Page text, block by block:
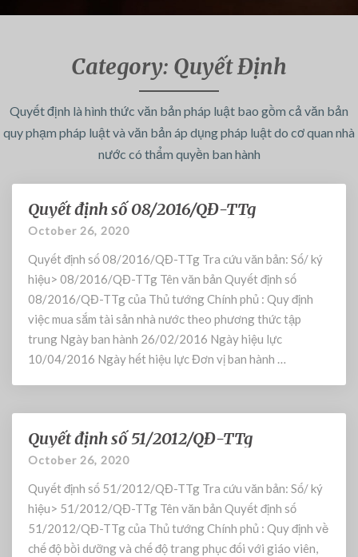
Category: Quyết Định
Quyết định là hình thức văn bản pháp luật bao gồm cả văn bản
quy phạm pháp luật và văn bản áp dụng pháp luật do cơ quan nhà
nước có thẩm quyền ban hành
Q
u
ế
t
đ
ị
n
h
s
ố
/
2
1
6
/
Q
Quyết định số 08/2016/QĐ-TTg
October 26, 2020
Quyết định số 08/2016/QĐ-TTg Tra cứu văn bản: Số/ ký
hiệu> 08/2016/QĐ-TTg Tên văn bản Quyết định số
08/2016/QĐ-TTg của Thủ tướng Chính phủ : Quy định
việc mua sắm tài sản nhà nước theo phương thức tập
trung Ngày ban hành 26/02/2016 Ngày hiệu lực
10/04/2016 Ngày hết hiệu lực Đơn vị ban hành …
Q
u
ế
t
đ
ị
Quyết định số 51/2012/QĐ-TTg
October 26, 2020
Quyết định số 51/2012/QĐ-TTg Tra cứu văn bản: Số/ ký
hiệu> 51/2012/QĐ-TTg Tên văn bản Quyết định số
51/2012/QĐ-TTg của Thủ tướng Chính phủ : Quy định về
chế độ bồi dưỡng và chế độ trang phục đối với giáo viên,